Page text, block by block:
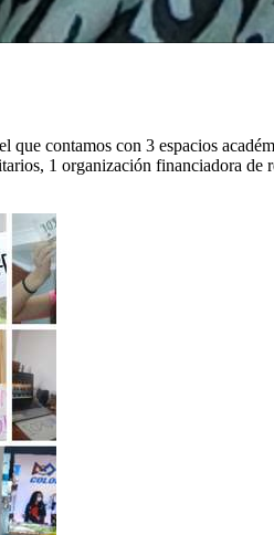
contamos con 3 espacios
1 organización financiadora